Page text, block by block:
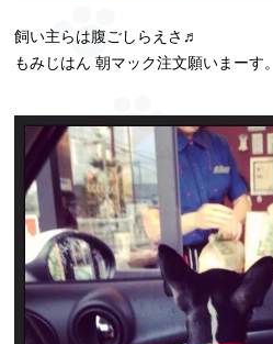
飼い主らは腹ごしらえさ♬
もみじはん 朝マック注文願いまーす。